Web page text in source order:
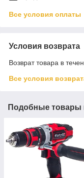
Все условия оплаты
Условия возврата
Возврат товара в
Все условия
Подобные товары